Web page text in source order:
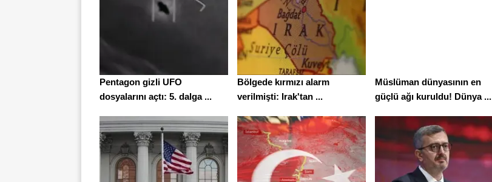
Pentagon gizli UFO
dosyalarını açtı: 5. dalga ...
Bölgede kırmızı alarm
verilmişti: Irak'tan ...
Müslüman dünyasının en
güçlü ağı kuruldu! Dünya ...